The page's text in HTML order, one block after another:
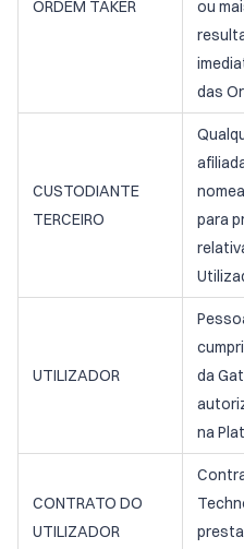
ORDEM TAKER
ou
das
CUSTODIANTE
TERCEIRO
para
UTILIZADOR
da
na
CONTRATO DO
UTILIZADOR